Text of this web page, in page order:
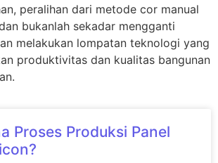
peralihan dari metode cor manual
bukanlah sekadar mengganti
melakukan lompatan teknologi yang
produktivitas dan kualitas bangunan
Proses Produksi Panel